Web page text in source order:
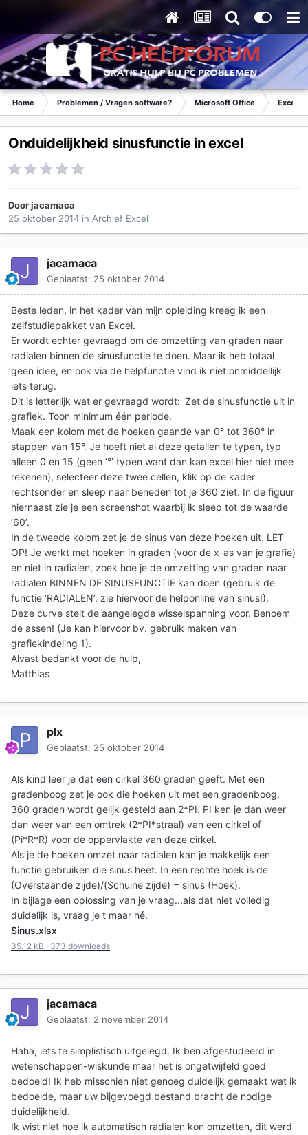
Home Problemen / Vragen software? Microsoft Office Excel
Onduidelijkheid sinusfunctie in excel
Doorjacamaca
25 oktober 2014 in Archief Excel
jacamaca
Geplaatst: 25 oktober 2014
Beste leden, in het kader van mijn opleiding kreeg ik een
zelfstudiepakket van Excel.
Er wordt echter gevraagd om de omzetting van graden naar
radialen binnen de sinusfunctie te doen. Maar ik heb totaal
geen idee, en ook via de helpfunctie vind ik niet onmiddellijk
iets terug.
Dit is letterlijk wat er gevraagd wordt: 'Zet de sinusfunctie uit in
grafiek. Toon minimum één periode.
Maak een kolom met de hoeken gaande van 0° tot 360° in
stappen van 15°. Je hoeft niet al deze getallen te typen, typ
alleen 0 en 15 (geen ‘°’ typen want dan kan excel hier niet mee
rekenen), selecteer deze twee cellen, klik op de kader
rechtsonder en sleep naar beneden tot je 360 ziet. In de figuur
hiernaast zie je een screenshot waarbij ik sleep tot de waarde
‘60’.
In de tweede kolom zet je de sinus van deze hoeken uit. LET
OP! Je werkt met hoeken in graden (voor de x-as van je grafie)
en niet in radialen, zoek hoe je de omzetting van graden naar
radialen BINNEN DE SINUSFUNCTIE kan doen (gebruik de
functie ‘RADIALEN’, zie hiervoor de helponline van sinus!).
Deze curve stelt de aangelegde wisselspanning voor. Benoem
de assen! (Je kan hiervoor bv. gebruik maken van
grafiekindeling 1).
Alvast bedankt voor de hulp,
Matthias
plx
Geplaatst: 25 oktober 2014
Als kind leer je dat een cirkel 360 graden geeft. Met een
gradenboog zet je ook die hoeken uit met een gradenboog.
360 graden wordt gelijk gesteld aan 2*PI. PI ken je dan weer
dan weer van een omtrek (2*PI*straal) van een cirkel of
(Pi*R*R) voor de oppervlakte van deze cirkel.
Als je de hoeken omzet naar radialen kan je makkelijk een
functie gebruiken die sinus heet. In een rechte hoek is de
(Overstaande zijde)/(Schuine zijde) = sinus (Hoek).
In bijlage een oplossing van je vraag...als dat niet volledig
duidelijk is, vraag je t maar hé.
Sinus.xlsx
35.12 kB · 373 downloads
jacamaca
Geplaatst: 2 november 2014
Haha, iets te simplistisch uitgelegd. Ik ben afgestudeerd in
wetenschappen-wiskunde maar het is ongetwijfeld goed
bedoeld! Ik heb misschien niet genoeg duidelijk gemaakt wat ik
bedoelde, maar uw bijgevoegd bestand bracht de nodige
duidelijkheid.
Ik wist niet hoe ik automatisch radialen kon omzetten, dit werd